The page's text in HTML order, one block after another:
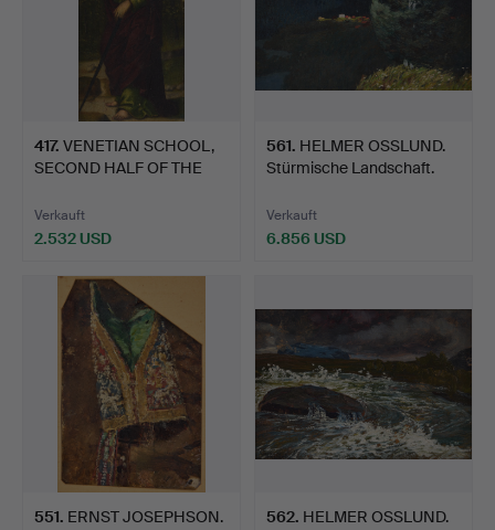
417. VENETIAN SCHOOL,
SECOND HALF OF THE
Verkauft
2.532 USD
561. HELMER OSSLUND.
Stürmische Landschaft.
Verkauft
6.856 USD
551. ERNST JOSEPHSON.
562. HELMER OSSLUND.